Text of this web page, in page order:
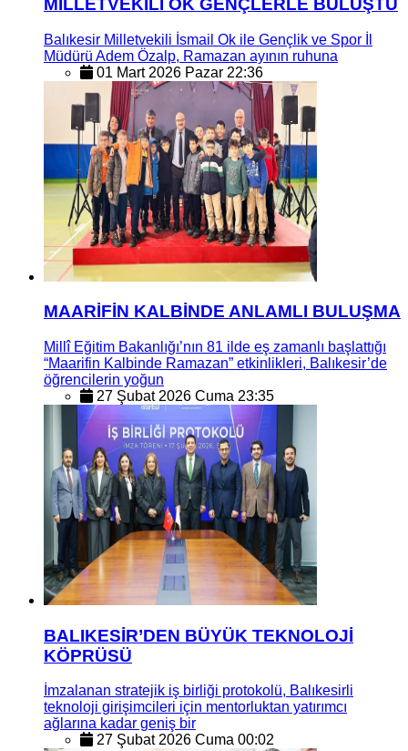
MİLLETVEKİLİ OK GENÇLERLE BULUŞTU
Balıkesir Milletvekili İsmail Ok ile Gençlik ve Spor İl
Müdürü Adem Özalp, Ramazan ayının ruhuna
01 Mart 2026 Pazar 22:36
MAARİFİN KALBİNDE ANLAMLI BULUŞMA
Millî Eğitim Bakanlığı’nın 81 ilde eş zamanlı başlattığı
“Maarifin Kalbinde Ramazan” etkinlikleri, Balıkesir’de
öğrencilerin yoğun
27 Şubat 2026 Cuma 23:35
BALIKESİR’DEN BÜYÜK TEKNOLOJİ
KÖPRÜSÜ
İmzalanan stratejik iş birliği protokolü, Balıkesirli
teknoloji girişimcileri için mentorluktan yatırımcı
ağlarına kadar geniş bir
27 Şubat 2026 Cuma 00:02